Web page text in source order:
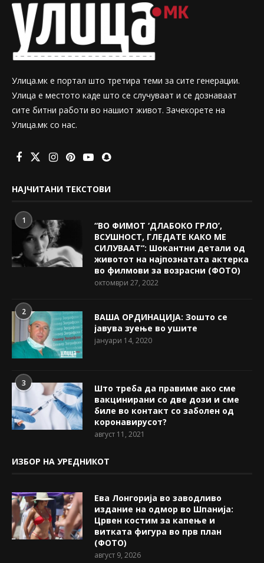
Улица.мк е портал што третира теми за сите генерации.
Улица е местото каде што се случуваат и се дознаваат
сите битни работи во нашиот живот. Зачекорете на
Улица.мк со нас.
НАЈЧИТАНИ ТЕКСТОВИ
1
“ВО ФИМОТ ‘ДЛАБОКО ГРЛО’,
ВСУШНОСТ, ГЛЕДАТЕ КАКО МЕ
СИЛУВААТ“: Шокантни детали од
животот на најпознатата актерка
во филмови за возрасни (ФОТО)
октомври 27, 2022
2
ВАША ОРДИНАЦИЈА: Зошто се
јавува зуење во ушите
јануари 14, 2020
3
Што треба да правиме ако сме
вакцинирани со две дози и сме
биле во контакт со заболен од
коронавирусот?
август 11, 2021
ИЗБОР НА УРЕДНИКОТ
Ева Лонгорија во заводливо
издание на одмор во Шпанија:
Црвен костим за капење и
витката фигура во прв план
(ФОТО)
август 9, 2026